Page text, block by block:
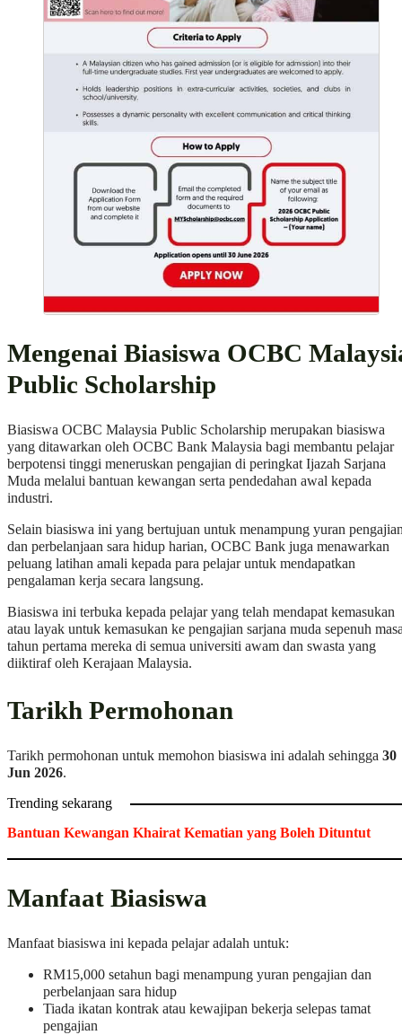
Mengenai Biasiswa OCBC
Public Scholarship
Biasiswa OCBC Malaysia Public Scholarship merupakan biasiswa
yang ditawarkan oleh OCBC Bank Malaysia bagi membantu pelajar
berpotensi tinggi meneruskan pengajian di peringkat Ijazah Sarjana
Muda melalui bantuan kewangan serta pendedahan awal kepada
industri.
Selain biasiswa ini yang bertujuan untuk menampung yuran
dan perbelanjaan sara hidup harian, OCBC Bank juga menawarkan
peluang latihan amali kepada para pelajar untuk mendapatkan
pengalaman kerja secara langsung.
Biasiswa ini terbuka kepada pelajar yang telah mendapat kemasukan
atau layak untuk kemasukan ke pengajian sarjana muda sepenuh
tahun pertama mereka di semua universiti awam dan swasta yang
diiktiraf oleh Kerajaan Malaysia.
Tarikh Permohonan
Tarikh permohonan untuk memohon biasiswa ini adalah sehingga 30
Jun 2026.
Trending sekarang
Bantuan Kewangan Khairat Kematian yang Boleh Dituntut
Manfaat Biasiswa
Manfaat biasiswa ini kepada pelajar adalah untuk:
RM15,000 setahun bagi menampung yuran pengajian dan
perbelanjaan sara hidup
Tiada ikatan kontrak atau kewajipan bekerja selepas tamat
pengajian